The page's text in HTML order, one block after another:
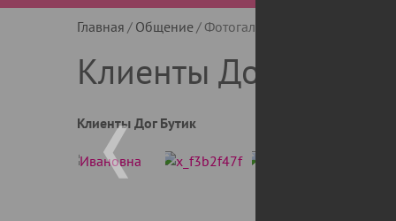
Главная Общение Фотогалерея
Клиенты Дог Бутик
Клиенты Дог Бутик